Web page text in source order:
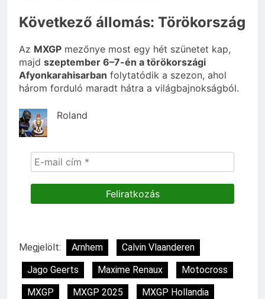
Következő állomás: Törökország
Az MXGP mezőnye most egy hét szünetet kap,
majd szeptember 6–7-én a törökországi
Afyonkarahisarban folytatódik a szezon, ahol
három forduló maradt hátra a világbajnokságból.
Roland
Megjelölt: Arnhem
Calvin Vlaanderen
Jago Geerts
Maxime Renaux
Motocross
MXGP
MXGP 2025
MXGP Hollandia